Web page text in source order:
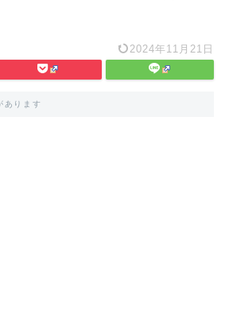
2024年11月21日
あります